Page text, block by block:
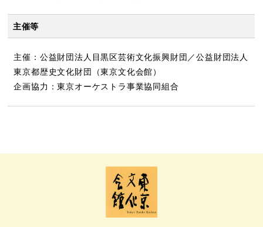
主催等
主催：公益財団法人目黒区芸術文化振興財団／公益財団法人
東京都歴史文化財団（東京文化会館）
企画協力：東京オーケストラ事業協同組合